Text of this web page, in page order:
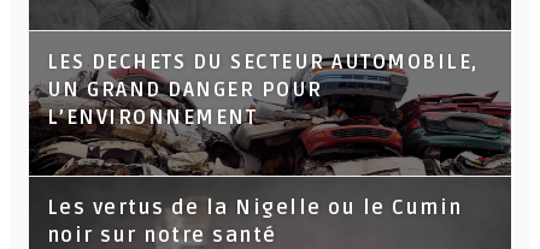
LES DECHETS DU SECTEUR AUTOMOBILE,
UN GRAND DANGER POUR
L’ENVIRONNEMENT
Les vertus de la Nigelle ou le Cumin
noir sur notre santé